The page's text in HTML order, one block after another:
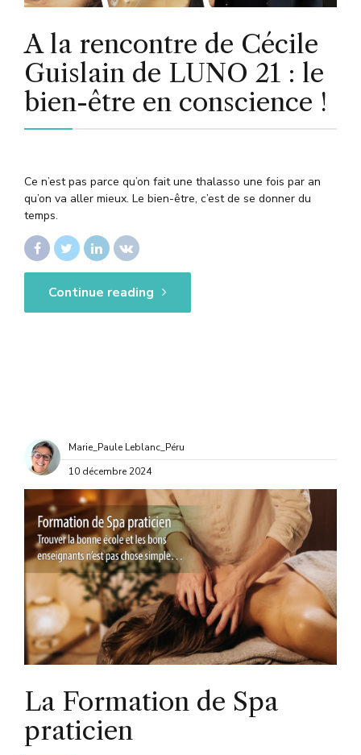
A la rencontre de Cécile
Guislain de LUNO 21 : le
bien-être en conscience !
Ce n’est pas parce qu’on fait une thalasso une fois par an
qu’on va aller mieux. Le bien-être, c’est de se donner du
temps.
Continue reading
Marie_Paule Leblanc_Péru
10 décembre 2024
La Formation de Spa
praticien